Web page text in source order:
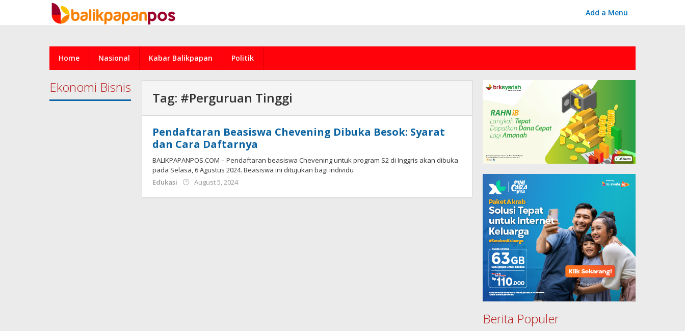
content
Add a Menu
Home Nasional Kabar Balikpapan Politik
Ekonomi Bisnis
Tag: #Perguruan Tinggi
Pendaftaran Beasiswa Chevening Dibuka Besok: Syarat
dan Cara Daftarnya
BALIKPAPANPOS.COM – Pendaftaran beasiswa Chevening untuk program S2 di Inggris akan dibuka
pada Selasa, 6 Agustus 2024. Beasiswa ini ditujukan bagi individu
Edukasi
August 5, 2024by
Berita Populer